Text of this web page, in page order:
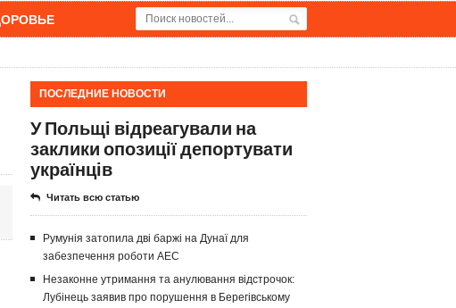
ПОСЛЕДНИЕ НОВОСТИ
У Польщі відреагували на
заклики опозиції депортувати
українців
Читать всю статью
Румунія затопила дві баржі на Дунаї для
забезпечення роботи АЕС
Незаконне утримання та анулювання відстрочок:
Лубінець заявив про порушення в Берегівському